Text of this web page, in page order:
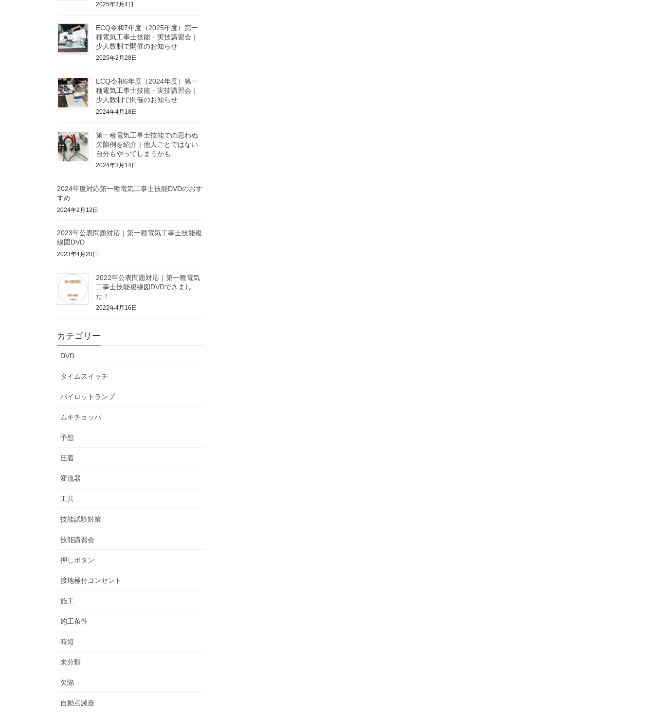
2025年3月4日
ECQ令和7年度（2025年度）第一
種電気工事士技能・実技講習会｜
少人数制で開催のお知らせ
2025年2月28日
ECQ令和6年度（2024年度）第一
種電気工事士技能・実技講習会｜
少人数制で開催のお知らせ
2024年4月18日
第一種電気工事士技能での思わぬ
欠陥例を紹介｜他人ごとではない
自分もやってしまうかも
2024年3月14日
2024年度対応第一種電気工事士技能DVDのおす
すめ
2024年2月12日
2023年公表問題対応｜第一種電気工事士技能複
線図DVD
2023年4月20日
2022年公表問題対応｜第一種電気
工事士技能複線図DVDできまし
た！
2022年4月16日
カテゴリー
DVD
タイムスイッチ
パイロットランプ
ムキチョッパ
予想
圧着
変流器
工具
技能試験対策
技能講習会
押しボタン
接地極付コンセント
施工
施工条件
時短
未分類
欠陥
自動点滅器